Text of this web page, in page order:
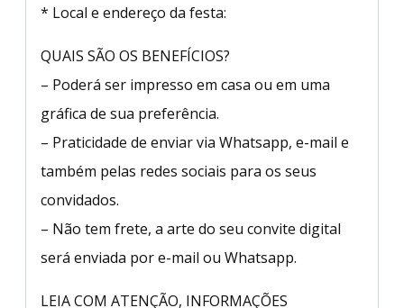
* Local e endereço da festa:
QUAIS SÃO OS BENEFÍCIOS?
– Poderá ser impresso em casa ou em uma
gráfica de sua preferência.
– Praticidade de enviar via Whatsapp, e-mail e
também pelas redes sociais para os seus
convidados.
– Não tem frete, a arte do seu convite digital
será enviada por e-mail ou Whatsapp.
LEIA COM ATENÇÃO, INFORMAÇÕES